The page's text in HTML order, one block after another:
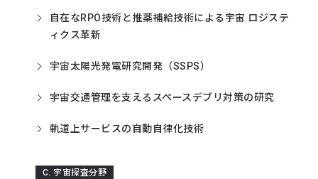
自在なRPO技術と推薬補給技術による宇宙 ロジステ
ィクス革新
宇宙太陽光発電研究開発（SSPS）
宇宙交通管理を支えるスペースデブリ対策の研究
軌道上サービスの自動自律化技術
C. 宇宙探査分野